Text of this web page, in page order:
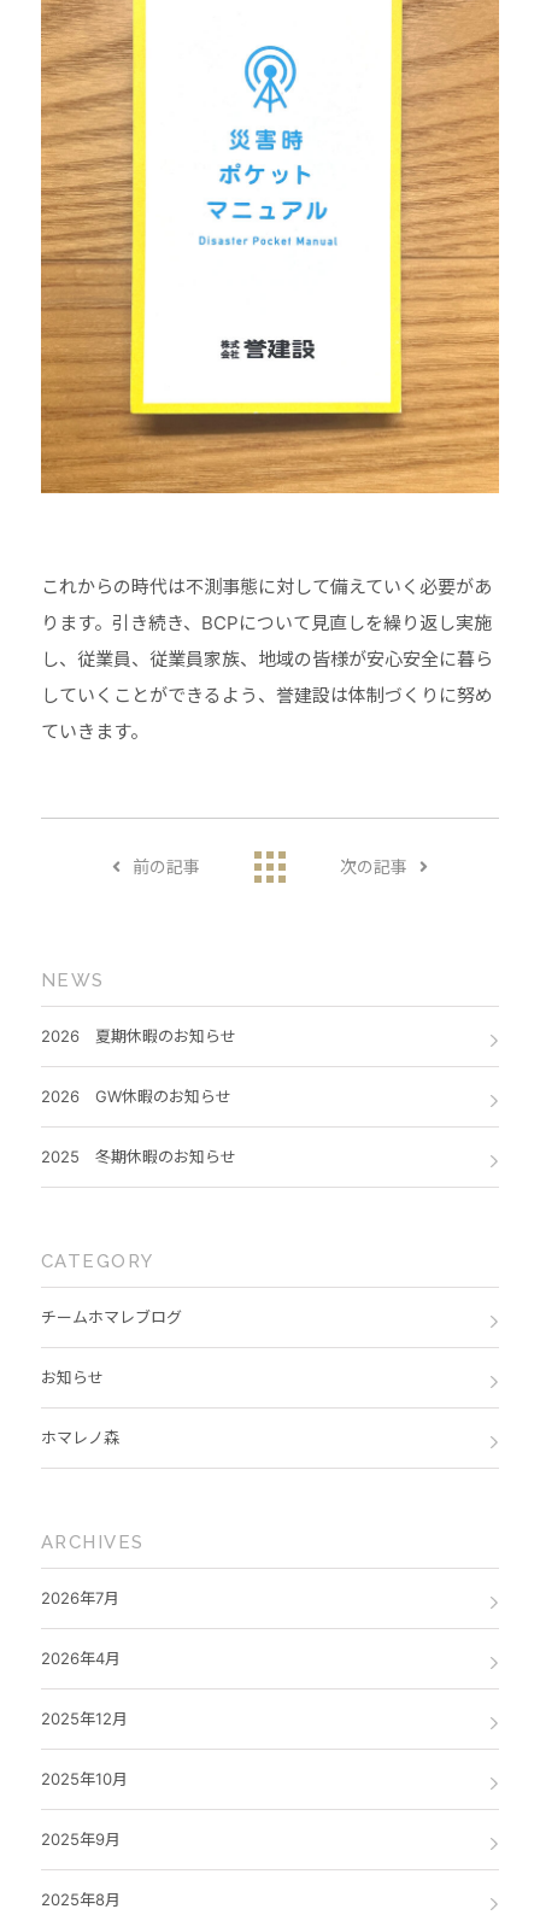
これからの時代は不測事態に対して備えていく必要があ
ります。引き続き、BCPについて見直しを繰り返し実施
し、従業員、従業員家族、地域の皆様が安心安全に暮ら
していくことができるよう、誉建設は体制づくりに努め
ていきます。
前の記事 次の記事
NEWS
2026 夏期休暇のお知らせ
2026 GW休暇のお知らせ
2025 冬期休暇のお知らせ
CATEGORY
チームホマレブログ
お知らせ
ホマレノ森
ARCHIVES
2026年7月
2026年4月
2025年12月
2025年10月
2025年9月
2025年8月